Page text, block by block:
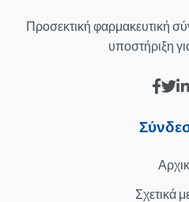
Προσεκτική φαρμακευτική
υποστήριξη
Σχετικά